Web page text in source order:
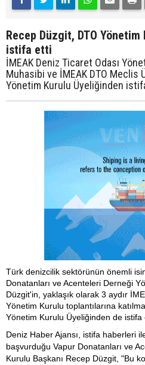
Recep Düzgit, DTO
istifa etti
İMEAK Deniz Ticaret Odası
Muhasibi ve İMEAK DTO Meclis
Yönetim Kurulu Üyeliğinden
Türk denizcilik sektörünün önemli
Donatanları ve Acenteleri Derneği
Düzgit'in, yaklaşık olarak 3 aydır
Yönetim Kurulu toplantılarına
Yönetim Kurulu Üyeliğinden de istifa
Deniz Haber Ajansı, istifa haberleri
başvurduğu Vapur Donatanları ve
Kurulu Başkanı Recep Düzgit, "Bu